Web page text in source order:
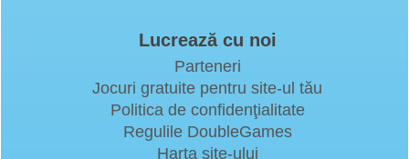
Lucrează cu noi
Parteneri
Jocuri gratuite pentru site-ul tău
Politica de confidenţialitate
Regulile DoubleGames
Harta site-ului